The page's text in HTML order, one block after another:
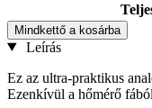
Mindkettő a kosárba
Leírás
Ez az ultra-praktikus
Ezenkívül a hőmérő